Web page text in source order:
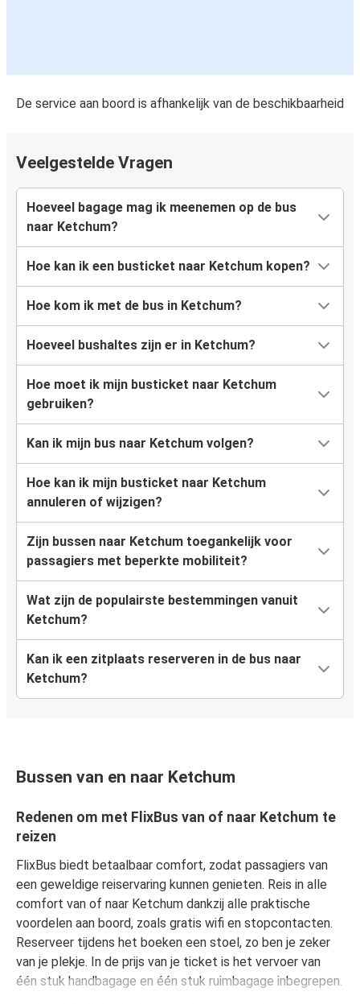
De service aan boord is afhankelijk van de beschikbaarheid
Veelgestelde Vragen
Hoeveel bagage mag ik meenemen op de bus
naar Ketchum?
Hoe kan ik een busticket naar Ketchum kopen?
Hoe kom ik met de bus in Ketchum?
Hoeveel bushaltes zijn er in Ketchum?
Hoe moet ik mijn busticket naar Ketchum
gebruiken?
Kan ik mijn bus naar Ketchum volgen?
Hoe kan ik mijn busticket naar Ketchum
annuleren of wijzigen?
Zijn bussen naar Ketchum toegankelijk voor
passagiers met beperkte mobiliteit?
Wat zijn de populairste bestemmingen vanuit
Ketchum?
Kan ik een zitplaats reserveren in de bus naar
Ketchum?
Bussen van en naar Ketchum
Redenen om met FlixBus van of naar Ketchum te
reizen
FlixBus biedt betaalbaar comfort, zodat passagiers van
een geweldige reiservaring kunnen genieten. Reis in alle
comfort van of naar Ketchum dankzij alle praktische
voordelen aan boord, zoals gratis wifi en stopcontacten.
Reserveer tijdens het boeken een stoel, zo ben je zeker
van je plekje. In de prijs van je ticket is het vervoer van
één stuk handbagage en één stuk ruimbagage inbegrepen.